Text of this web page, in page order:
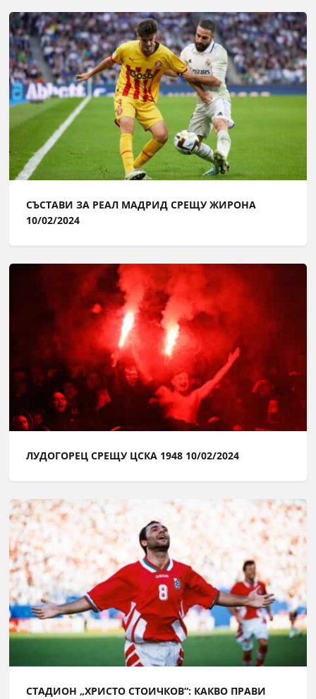
СЪСТАВИ ЗА РЕАЛ МАДРИД СРЕЩУ ЖИРОНА
10/02/2024
ЛУДОГОРЕЦ СРЕЩУ ЦСКА 1948 10/02/2024
СТАДИОН „ХРИСТО СТОИЧКОВ“: КАКВО ПРАВИ